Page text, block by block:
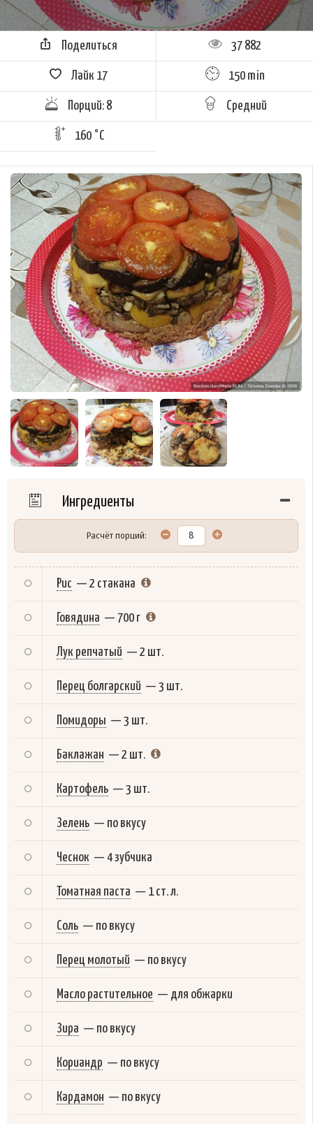
Поделиться 37 882
Лайк 17 150 min
Порций: 8 Средний
160 °C
Ингредиенты
Расчёт порций:
Рис — 2 стакана
Говядина — 700 г
Лук репчатый — 2 шт.
Перец болгарский — 3 шт.
Помидоры — 3 шт.
Баклажан — 2 шт.
Картофель — 3 шт.
Зелень — по вкусу
Чеснок — 4 зубчика
Томатная паста — 1 ст. л.
Соль — по вкусу
Перец молотый — по вкусу
Масло растительное — для обжарки
Зира — по вкусу
Кориандр — по вкусу
Кардамон — по вкусу